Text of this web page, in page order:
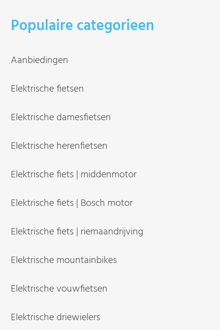
Populaire categorieen
Aanbiedingen
Elektrische fietsen
Elektrische damesfietsen
Elektrische herenfietsen
Elektrische fiets | middenmotor
Elektrische fiets | Bosch motor
Elektrische fiets | riemaandrijving
Elektrische mountainbikes
Elektrische vouwfietsen
Elektrische driewielers